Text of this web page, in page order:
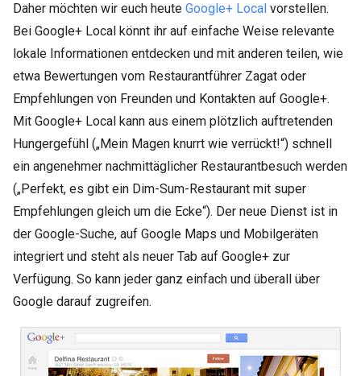
Daher möchten wir euch heute Google+ Local vorstellen.
Bei Google+ Local könnt ihr auf einfache Weise relevante
lokale Informationen entdecken und mit anderen teilen, wie
etwa Bewertungen vom Restaurantführer Zagat oder
Empfehlungen von Freunden und Kontakten auf Google+.
Mit Google+ Local kann aus einem plötzlich auftretenden
Hungergefühl („Mein Magen knurrt wie verrückt!“) schnell
ein angenehmer nachmittäglicher Restaurantbesuch werden
(„Perfekt, es gibt ein Dim-Sum-Restaurant mit super
Empfehlungen gleich um die Ecke“). Der neue Dienst ist in
der Google-Suche, auf Google Maps und Mobilgeräten
integriert und steht als neuer Tab auf Google+ zur
Verfügung. So kann jeder ganz einfach und überall über
Google darauf zugreifen.